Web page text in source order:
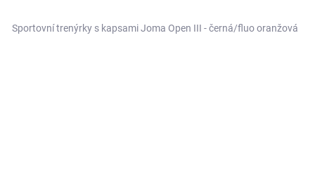
Sportovní trenýrky s kapsami Joma Open III - černá/fluo oranžová